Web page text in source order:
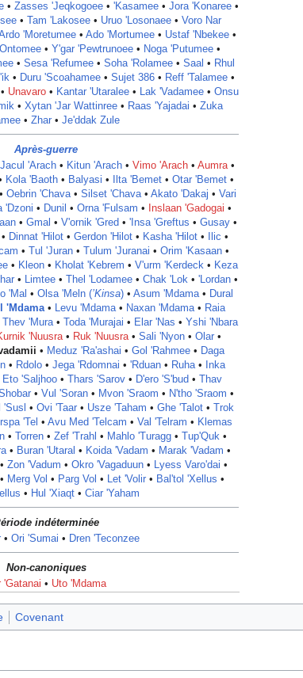
• Zasses 'Jeqkogoee• 'Kasamee• Jora 'Konaree•
• Tam 'Lakosee • Uruo 'Losonaee • Voro Nar
'Moretumee • Ado 'Mortumee • Ustaf 'Nbekee •
• Y'gar 'Pewtrunoee • Noga 'Putumee •
• Sesa 'Refumee • Soha 'Rolamee • Saal • Rhul
• Duru 'Scoahamee• Sujet 386• Reff 'Talamee•
Unavaro• Kantar 'Utaralee• Lak 'Vadamee• Onsu
• Xytan 'Jar Wattinree • Raas 'Yajadai • Zuka
• Zhar• Je'ddak Zule
Après-guerre
Jacul 'Arach• Kitun 'Arach• Vimo 'Arach• Aumra•
Kola 'Baoth • Balyasi • Ilta 'Bemet • Otar 'Bemet •
Oebrin 'Chava• Silset 'Chava• Akato 'Dakaj • Vari
'Dzoni ‎ • Dunil • Orna 'Fulsam • Inslaan 'Gadogai •
• Gmal • V'ornik 'Gred • 'Insa 'Greftus • Gusay•
• Dinnat 'Hilot • Gerdon 'Hilot • Kasha 'Hilot • Ilic •
• Tul 'Juran• Tulum 'Juranai • Orim 'Kasaan•
• Kleon • Kholat 'Kebrem • V'urm 'Kerdeck • Keza
• Limtee • Thel 'Lodamee • Chak 'Lok • 'Lordan •
'Mal ‎ • Olsa 'Meln (’Kinsa) • Asum 'Mdama• Dural
'Mdama• Levu 'Mdama• Naxan 'Mdama• Raia
Thev 'Mura• Toda 'Murajai • Elar 'Nas • Yshi 'Nbara
'Nuusra• Ruk 'Nuusra• Sali 'Nyon• Olar•
• Meduz 'Ra'ashai • Gol 'Rahmee• Daga
• Rdolo • Jega 'Rdomnai • 'Rduan • Ruha•
Inka
Eto 'Saljhoo• Thars 'Sarov• D'ero 'S'bud •
Thav
• Vul 'Soran • Mvon 'Sraom • N'tho 'Sraom •
'Susl • Ovi 'Taar • Usze 'Taham • Ghe 'Talot •
Trok
'Tel • Avu Med 'Telcam • Val 'Telram • Klemas
• Torren• Zef 'Trahl • Mahlo 'Turagg• Tup'Quk•
• Buran 'Utaral • Koida 'Vadam • Marak 'Vadam •
• Zon 'Vadum • Okro 'Vagaduun• Lyess Varo'dai •
Merg Vol • Parg Vol • Let 'Volir• Bal'tol 'Xellus •
• Hul 'Xiaqt • Ciar 'Yaham
indéterminée
• Ori 'Sumai • Dren 'Teconzee
Non-canoniques
'Gatanai • Uto 'Mdama
Covenant